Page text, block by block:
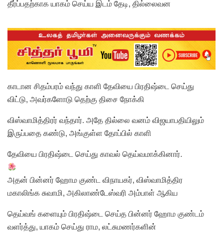
தீர்ப்பதற்காக யாகம் செய்ய இடம் தேடி, தில்லைவன
காடான சிதம்பரம் வந்து காளி தேவியை பிரதிஷ்டை செய்து
விட்டு, அவர்களோடு தெற்கு திசை நோக்கி
விஸ்வாமித்திரர் வந்தார். அதே தில்லை வனம் விஜயாபதியிலும்
இருப்பதை கண்டு, அங்குள்ள தோப்பில் காளி
தேவியை பிரதிஷ்டை செய்து காவல் தெய்வமாக்கினார்.
அதன் பின்னர் ஹோம குண்ட விநாயகர், விஸ்வாமித்திர
மகாலிங்க சுவாமி, அகிலாண்டேஸ்வரி அம்பாள் ஆகிய
தெய்வங் களையும் பிரதிஷ்டை செய்த பின்னர் ஹோம குண்டம்
வளர்த்து, யாகம் செய்து ராம, லட்சுமணர்களின்